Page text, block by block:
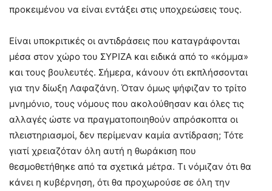
προκειμένου να είναι εντάξει στις υποχρεώσεις τους.
Είναι υποκριτικές οι αντιδράσεις που καταγράφονται
μέσα στον χώρο του ΣΥΡΙΖΑ και ειδικά από το «κόμμα»
και τους βουλευτές. Σήμερα, κάνουν ότι εκπλήσσονται
για την δίωξη Λαφαζάνη. Όταν όμως ψήφιζαν το τρίτο
μνημόνιο, τους νόμους που ακολούθησαν και όλες τις
αλλαγές ώστε να πραγματοποιηθούν απρόσκοπτα οι
πλειστηριασμοί, δεν περίμεναν καμία αντίδραση; Τότε
γιατί χρειαζόταν όλη αυτή η θωράκιση που
θεσμοθετήθηκε από τα σχετικά μέτρα. Τι νόμιζαν ότι θα
κάνει η κυβέρνηση, ότι θα προχωρούσε σε όλη την